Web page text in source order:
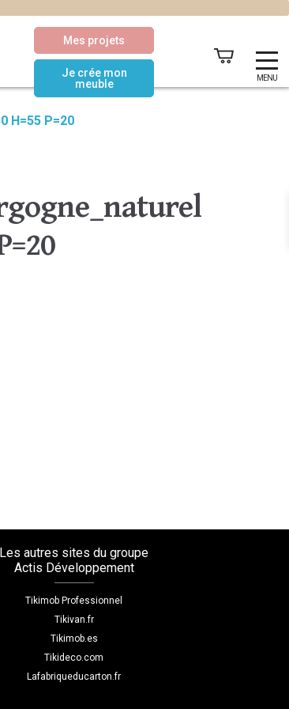
MENU
Mes projets
Je crée mon
meuble
H=55 P=20
Les autres sites du groupe
Actis Développement
Tikimob Professionnel
Tikivan.fr
Tikimob.es
Tikideco.com
Lafabriqueducarton.fr